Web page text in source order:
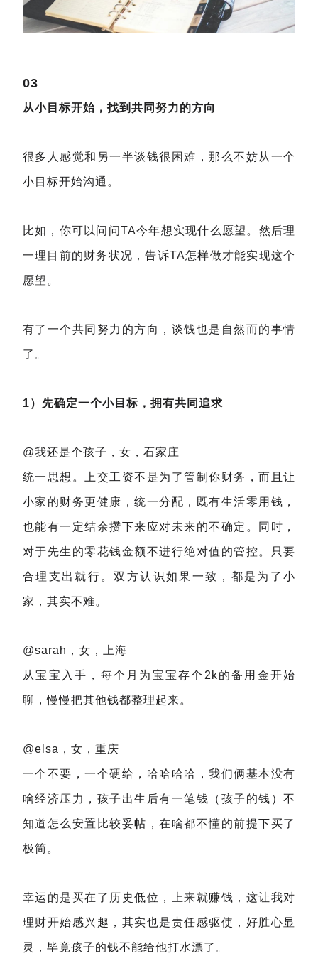
03
从小目标开始，找到共同努力的方向
很多人感觉和另一半谈钱很困难，那么不妨从一个
小目标开始沟通。
比如，你可以问问TA今年想实现什么愿望。然后理
一理目前的财务状况，告诉TA怎样做才能实现这个
愿望。
有了一个共同努力的方向，谈钱也是自然而的事情
了。
1）先确定一个小目标，拥有共同追求
@我还是个孩子，女，石家庄
统一思想。上交工资不是为了管制你财务，而且让
小家的财务更健康，统一分配，既有生活零用钱，
也能有一定结余攒下来应对未来的不确定。同时，
对于先生的零花钱金额不进行绝对值的管控。只要
合理支出就行。双方认识如果一致，都是为了小
家，其实不难。
@sarah，女，上海
从宝宝入手，每个月为宝宝存个2k的备用金开始
聊，慢慢把其他钱都整理起来。
@elsa，女，重庆
一个不要，一个硬给，哈哈哈哈，我们俩基本没有
啥经济压力，孩子出生后有一笔钱（孩子的钱）不
知道怎么安置比较妥帖，在啥都不懂的前提下买了
极简。
幸运的是买在了历史低位，上来就赚钱，这让我对
理财开始感兴趣，其实也是责任感驱使，好胜心显
灵，毕竟孩子的钱不能给他打水漂了。